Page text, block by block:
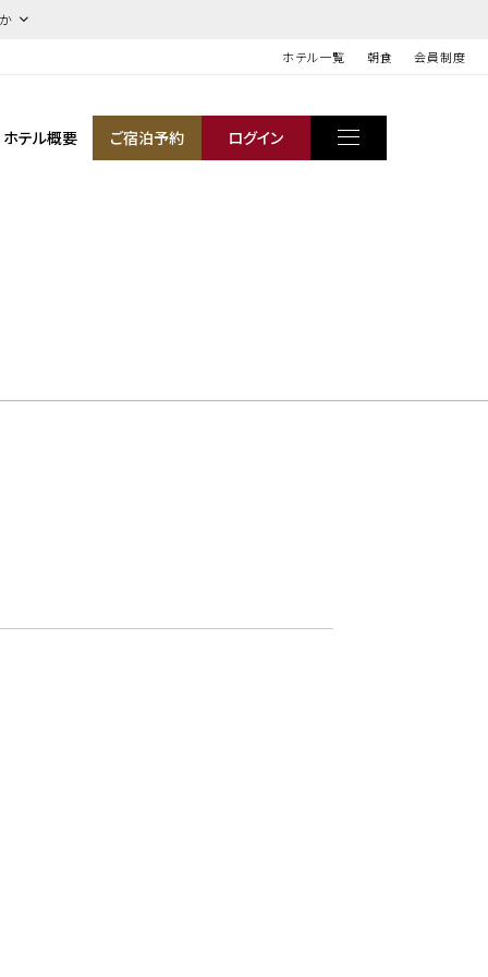
ホテル一覧 朝食 会員制度
ホテル概要 ご宿泊予約 ログイン